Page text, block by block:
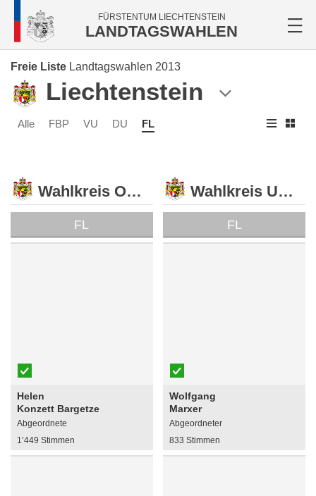
FÜRSTENTUM LIECHTENSTEIN
LANDTAGSWAHLEN
Freie Liste Landtagswahlen 2013
Liechtenstein
Alle FBP VU DU FL
Wahlkreis Oberland
FL
Helen
Konzett Bargetze
Abgeordnete
1’449 Stimmen
Wahlkreis Unterland
FL
Wolfgang
Marxer
Abgeordneter
833 Stimmen